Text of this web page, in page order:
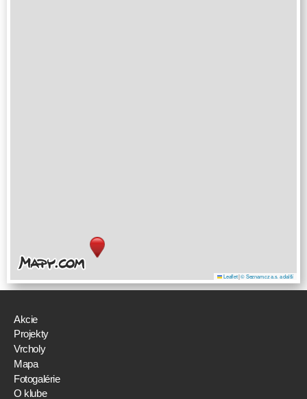
Leaflet|© Seznam.cz a.s. a další
Akcie
Projekty
Vrcholy
Mapa
Fotogalérie
O klube